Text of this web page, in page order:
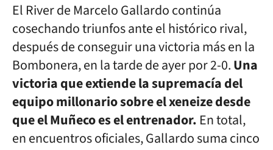
El River de Marcelo Gallardo continúa
cosechando triunfos ante el histórico rival,
después de conseguir una victoria más en la
Bombonera, en la tarde de ayer por 2-0.Una
victoria que extiende la supremacía del
equipo millonario sobre el xeneize desde
que el Muñeco es el entrenador. En total,
en encuentros oficiales, Gallardo suma cinco